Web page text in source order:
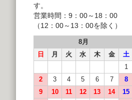
す。
営業時間：9：00～18：00
（12：00～13：00を除く）
8月
日
月 火 水 木 金
土
1
2
3 4 5 6 7
8
9
10 11 12 13 14
15